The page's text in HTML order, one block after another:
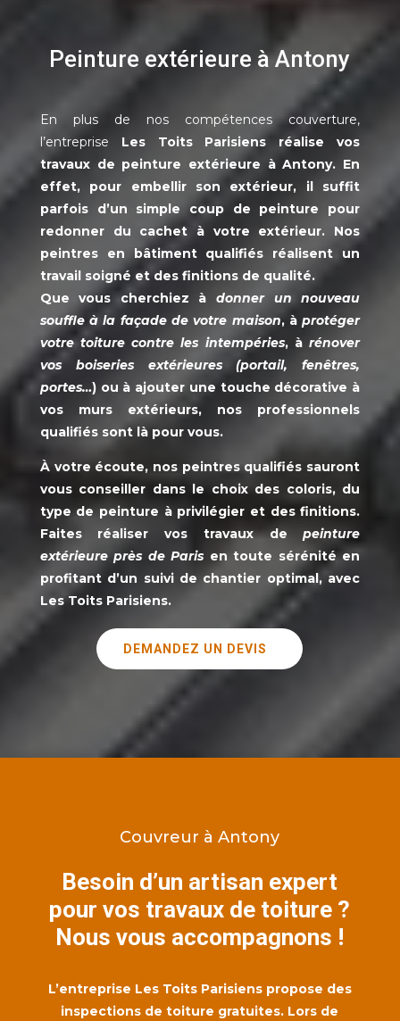
Peinture extérieure à Antony
En plus de nos compétences couverture,
l’entreprise Les Toits Parisiens réalise vos
travaux de peinture extérieure à Antony. En
effet, pour embellir son extérieur, il suffit
parfois d’un simple coup de peinture pour
redonner du cachet à votre extérieur. Nos
peintres en bâtiment qualifiés réalisent un
travail soigné et des finitions de qualité.
Que vous cherchiez àdonner un nouveau
souffle à la façade de votre maison, àprotéger
votre toiture contre les intempéries, àrénover
vos
boiseries extérieures (portail, fenêtres,
portes…) ou à ajouter une touche décorative à
vos murs extérieurs, nos professionnels
qualifiés sont là pour vous.
À votre écoute, nos peintres qualifiés sauront
vous conseiller dans le choix des coloris, du
type de peinture à privilégier et des finitions.
Faites réaliser vos travaux depeinture
extérieure près de Paris en toute sérénité en
profitant d’un suivi de chantier optimal, avec
Les Toits Parisiens.
DEMANDEZ UN DEVIS
Couvreur à Antony
Besoin d’un artisan expert
pour vos travaux de toiture ?
Nous vous accompagnons !
L’entreprise Les Toits Parisiens propose des
inspections de toiture gratuites. Lors de